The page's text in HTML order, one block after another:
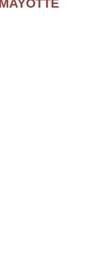
MAYOTTE